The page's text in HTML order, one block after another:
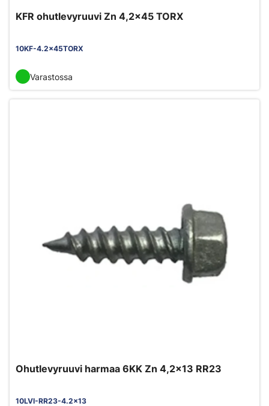
KFR ohutlevyruuvi Zn 4,2x45 TORX
10KF-4.2x45TORX
Varastossa
Ohutlevyruuvi harmaa 6KK Zn 4,2x13 RR23
10LVI-RR23-4.2x13